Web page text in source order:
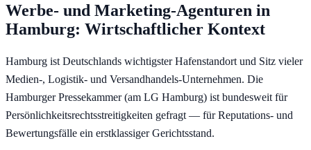
Werbe- und Marketing-Agenturen in
Hamburg: Wirtschaftlicher Kontext
Hamburg ist Deutschlands wichtigster Hafenstandort und Sitz vieler
Medien-, Logistik- und Versandhandels-Unternehmen. Die
Hamburger Pressekammer (am LG Hamburg) ist bundesweit für
Persönlichkeitsrechtsstreitigkeiten gefragt — für Reputations- und
Bewertungsfälle ein erstklassiger Gerichtsstand.